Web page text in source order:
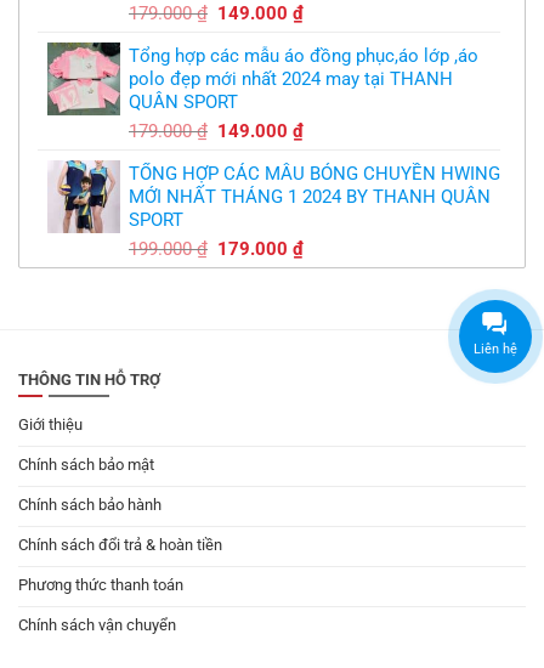
179.000₫ Giá
là:
179.000 ₫.
149.000₫Giá
tại
là:
Tổng hợp các mẫu áo đồng phục,áo lớp ,áo
polo đẹp mới nhất 2024 may tại THANH
QUÂN SPORT
179.000₫ Giá
là:
179.000 ₫.
149.000₫Giá
tại
là:
TỔNG HỢP CÁC MẪU BÓNG CHUYỀN HWING
MỚI NHẤT THÁNG 1 2024 BY THANH QUÂN
SPORT
199.000₫ Giá
gốc
179.000₫Giá
hiện
THÔNG TIN HỖ TRỢ
Giới thiệu
Chính sách bảo mật
Chính sách bảo hành
Chính sách đổi trả & hoàn tiền
Phương thức thanh toán
Chính sách vận chuyển
Liên hệ